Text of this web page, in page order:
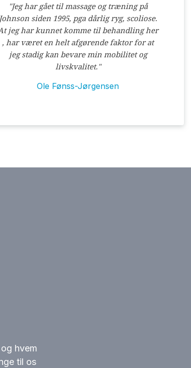
​"​Jeg har gået til massage og træning på
Johnson siden 1995, pga dårlig ryg, scoliose.
jeg har kunnet komme til behandling her
, har været en helt afgørende faktor for at
jeg stadig kan bevare min mobilitet og
livskvalitet."
Ole Fønss-Jørgensen
hvem
til os